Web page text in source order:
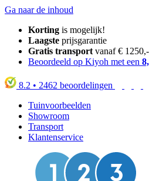
Ga naar de inhoud
Korting is mogelijk!
Laagste prijsgarantie
Gratis transport vanaf € 1250,-
Beoordeeld op Kiyoh met een
8.2 • 2462 beoordelingen
Tuinvoorbeelden
Showroom
Transport
Klantenservice